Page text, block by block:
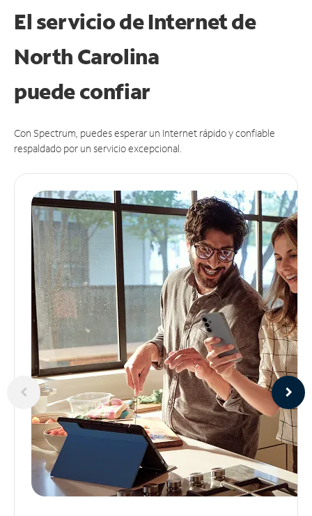
El servicio de Internet de
North Carolina
puedeconfiar
Con Spectrum, puedes esperar un Internet rápido y confiable
respaldado por un servicio excepcional.